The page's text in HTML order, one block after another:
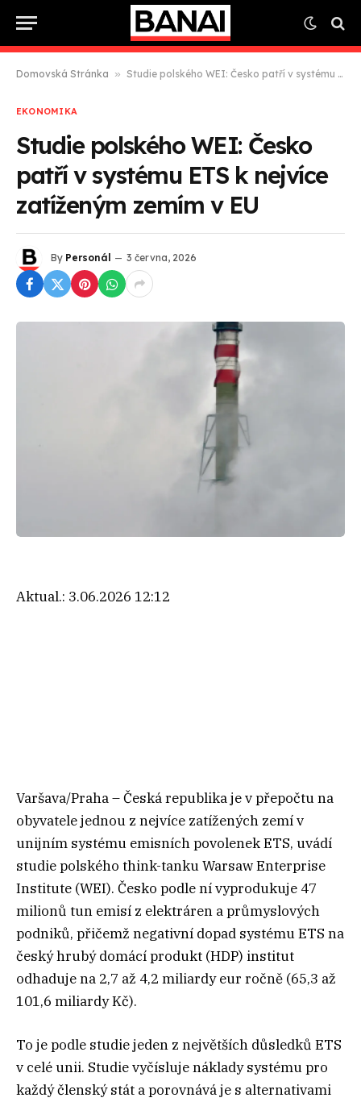
Domovská Stránka » Studie polského WEI: Česko patří v systému ETS k nejvíce zatíženým zemím v EU
EKONOMIKA
Studie polského WEI: Česko
patří v systému ETS k nejvíce
zatíženým zemím v EU
By Personál 3 června, 2026
Aktual.: 3.06.2026 12:12
Varšava/Praha – Česká republika je v přepočtu na
obyvatele jednou z nejvíce zatížených zemí v
unijním systému emisních povolenek ETS, uvádí
studie polského think-tanku Warsaw Enterprise
Institute (WEI). Česko podle ní vyprodukuje 47
milionů tun emisí z elektráren a průmyslových
podniků, přičemž negativní dopad systému ETS na
český hrubý domácí produkt (HDP) institut
odhaduje na 2,7 až 4,2 miliardy eur ročně (65,3 až
101,6 miliardy Kč).
To je podle studie jeden z největších důsledků ETS
v celé unii. Studie vyčísluje náklady systému pro
každý členský stát a porovnává je s alternativami